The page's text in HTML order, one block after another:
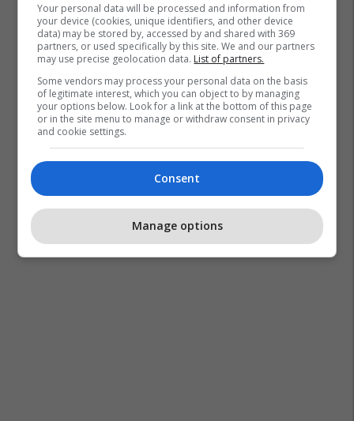
Your personal data will be processed and information from
your device (cookies, unique identifiers, and other device
data) may be stored by, accessed by and shared with 369
partners, or used specifically by this site. We and our partners
may use precise geolocation data. List of partners.
Some vendors may process your personal data on the basis
of legitimate interest, which you can object to by managing
your options below. Look for a link at the bottom of this page
or in the site menu to manage or withdraw consent in privacy
and cookie settings.
Consent
Manage options